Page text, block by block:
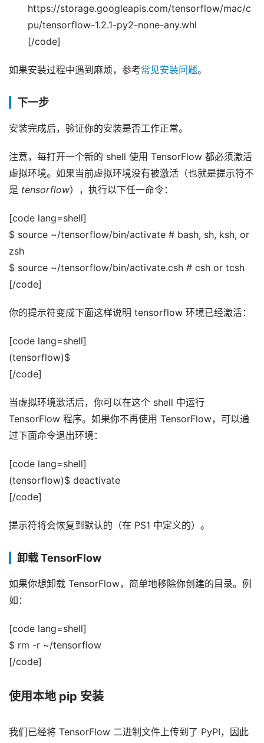
https://storage.googleapis.com/tensorflow/mac/c
pu/tensorflow-1.2.1-py2-none-any.whl
[/code]
如果安装过程中遇到麻烦，参考常见安装问题。
下一步
安装完成后，验证你的安装是否工作正常。
注意，每打开一个新的 shell 使用 TensorFlow 都必须激活
虚拟环境。如果当前虚拟环境没有被激活（也就是提示符不
是 tensorflow），执行以下任一命令：
[code lang=shell]
$ source ~/tensorflow/bin/activate # bash, sh, ksh, or
zsh
$ source ~/tensorflow/bin/activate.csh # csh or tcsh
[/code]
你的提示符变成下面这样说明 tensorflow 环境已经激活：
[code lang=shell]
(tensorflow)$
[/code]
当虚拟环境激活后，你可以在这个 shell 中运行
TensorFlow 程序。如果你不再使用 TensorFlow，可以通
过下面命令退出环境：
[code lang=shell]
(tensorflow)$ deactivate
[/code]
提示符将会恢复到默认的（在 PS1 中定义的）。
卸载 TensorFlow
如果你想卸载 TensorFlow，简单地移除你创建的目录。例
如：
[code lang=shell]
$ rm -r ~/tensorflow
[/code]
使用本地 pip 安装
我们已经将 TensorFlow 二进制文件上传到了 PyPI，因此